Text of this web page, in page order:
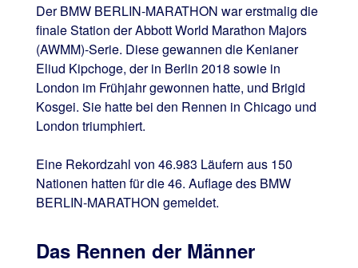
Der BMW BERLIN-MARATHON war erstmalig die
finale Station der Abbott World Marathon Majors
(AWMM)-Serie. Diese gewannen die Kenianer
Eliud Kipchoge, der in Berlin 2018 sowie in
London im Frühjahr gewonnen hatte, und Brigid
Kosgei. Sie hatte bei den Rennen in Chicago und
London triumphiert.
Eine Rekordzahl von 46.983 Läufern aus 150
Nationen hatten für die 46. Auflage des BMW
BERLIN-MARATHON gemeldet.
Das Rennen der Männer